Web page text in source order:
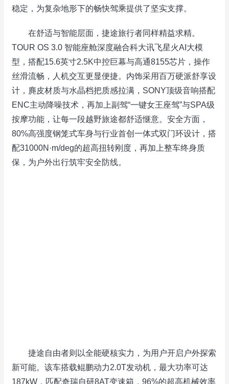
稳定，为复杂地形下的畅快驾乘提供了坚实支撑。
在舒适与智能层面，捷途旅行者同样精益求精。
TOUR OS 3.0 智能座舱深度融合科大讯飞星火AI大模
型，搭配15.6英寸2.5K中控巨幕与高通8155芯片，操作
丝滑流畅，人机交互更显便捷。内饰采用百万硬派舒享设
计，麂皮材质与水晶档把质感拉满，SONY顶级音响搭配
ENC主动降噪技术，再加上副驾“一键女王座驾”与SPA级
按摩功能，让每一段越野旅途都舒适惬意。安全方面，
80%高强度钢笼式车身与行业首创一体式双门环设计，搭
配31000N·m/deg的超高扭转刚度，再加上整车终身质
保，为户外出行筑牢安全防线。
捷途自由者则以全能硬核实力，为用户开启户外探索
新可能。该车搭载鲲鹏动力2.0T发动机，最大功率可达
187kW，匹配奇瑞自研8AT变速箱，96%的超高机械效率